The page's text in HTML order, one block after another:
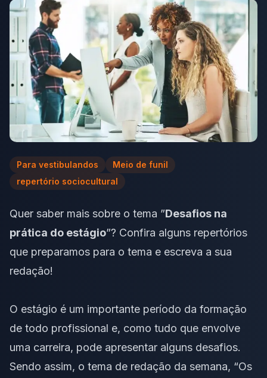
Para vestibulandos
Meio de funil
repertório sociocultural
Quer saber mais sobre o tema ”Desafios na
prática do estágio”? Confira alguns repertórios
que preparamos para o tema e escreva a sua
redação!
O estágio é um importante período da formação
de todo profissional e, como tudo que envolve
uma carreira, pode apresentar alguns desafios.
Sendo assim, o tema de redação da semana, “Os